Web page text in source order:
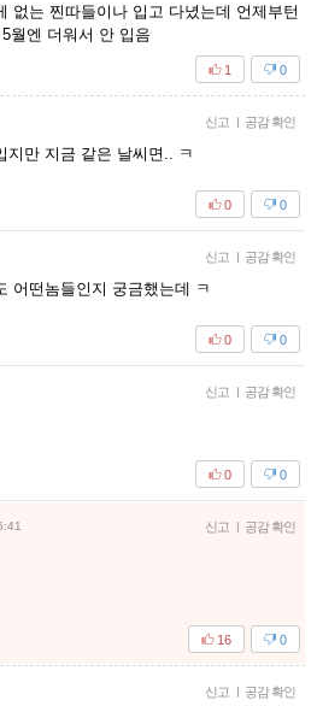
없는 찐따들이나 입고 다녔는데 언제부턴
월엔 더워서 안 입음
0
1
신고 | 공감 확인
지만 지금 같은 날씨면.. ㅋ
0
0
신고 | 공감 확인
어떤놈들인지 궁금했는데 ㅋ
0
0
신고 | 공감 확인
0
0
신고 | 공감 확인
0
16
신고 | 공감 확인